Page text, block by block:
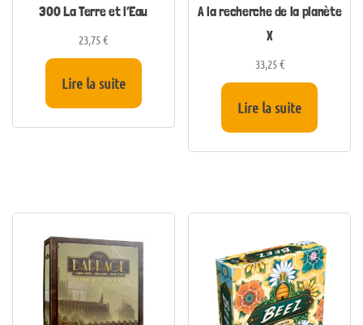
300 La Terre et l’Eau
23,75€
Lire la suite
A la recherche de la planète
X
33,25€
Lire la suite